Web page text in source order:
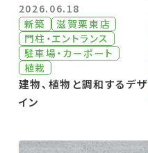
2026.06.18
新築
滋賀栗東店
門柱・エントランス
駐車場・カーポート
植栽
建物、植物と調和するデザ
イン